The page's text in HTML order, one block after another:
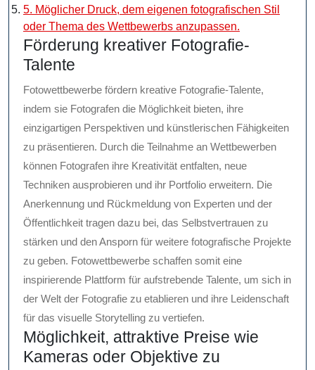
5. Möglicher Druck, dem eigenen fotografischen Stil
oder Thema des Wettbewerbs anzupassen.
Förderung kreativer Fotografie-
Talente
Fotowettbewerbe fördern kreative Fotografie-Talente,
indem sie Fotografen die Möglichkeit bieten, ihre
einzigartigen Perspektiven und künstlerischen Fähigkeiten
zu präsentieren. Durch die Teilnahme an Wettbewerben
können Fotografen ihre Kreativität entfalten, neue
Techniken ausprobieren und ihr Portfolio erweitern. Die
Anerkennung und Rückmeldung von Experten und der
Öffentlichkeit tragen dazu bei, das Selbstvertrauen zu
stärken und den Ansporn für weitere fotografische Projekte
zu geben. Fotowettbewerbe schaffen somit eine
inspirierende Plattform für aufstrebende Talente, um sich in
der Welt der Fotografie zu etablieren und ihre Leidenschaft
für das visuelle Storytelling zu vertiefen.
Möglichkeit, attraktive Preise wie
Kameras oder Objektive zu